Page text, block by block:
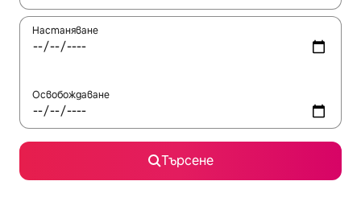
Настаняване
Освобождаване
Търсене